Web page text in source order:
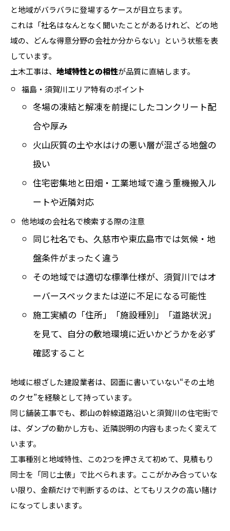
と地域がバラバラに登場するケースが目立ちます。
これは「社名はなんとなく聞いたことがあるけれど、どの地
域の、どんな得意分野の会社か分からない」という状態を表
しています。
土木工事は、 地域特性との相性が品質に直結します。
福島・須賀川エリア特有のポイント
冬場の凍結と解凍を前提にしたコンクリート配
合や厚み
火山灰質の土や水はけの悪い層が混ざる地盤の
扱い
住宅密集地と田畑・工業地域で違う重機搬入ル
ートや近隣対応
他地域の会社名で検索する際の注意
同じ社名でも、久慈市や東広島市では気候・地
盤条件がまったく違う
その地域では適切な標準仕様が、須賀川ではオ
ーバースペックまたは逆に不足になる可能性
施工実績の「住所」「施設種別」「道路状況」
を見て、自分の敷地環境に近いかどうかを必ず
確認すること
地域に根ざした建設業者は、図面に書いていない“その土地
のクセ”を経験として持っています。
同じ舗装工事でも、郡山の幹線道路沿いと須賀川の住宅街で
は、ダンプの動かし方も、近隣説明の内容もまったく変えて
います。
工事種別と地域特性、この2つを押さえて初めて、見積もり
同士を「同じ土俵」で比べられます。ここがかみ合っていな
い限り、金額だけで判断するのは、とてもリスクの高い賭け
になってしまいます。